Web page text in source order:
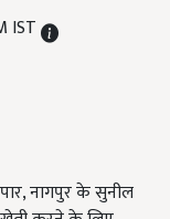
IST
नागपुर के सुनील